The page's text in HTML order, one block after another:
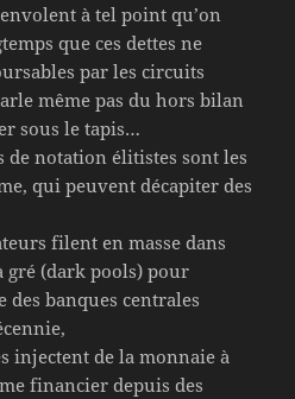
à tel point qu’on
que ces dettes ne
par les circuits
même pas du hors bilan
sous le tapis…
de notation élitistes sont les
qui peuvent décapiter des
filent en masse dans
gré (dark pools) pour
des banques centrales
injectent de la monnaie à
financier depuis des